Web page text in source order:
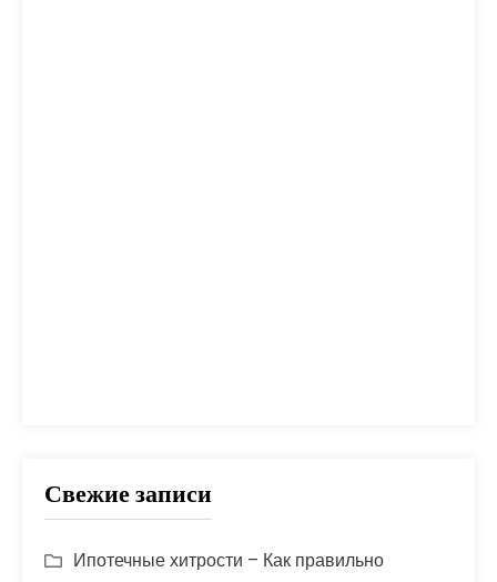
Свежие записи
Ипотечные хитрости – Как правильно